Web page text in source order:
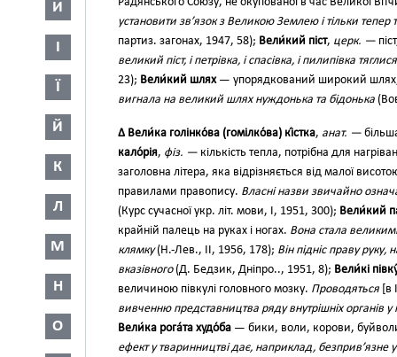
И
І
Ї
Й
К
Л
М
Н
О
установити зв’язок з Великою Землею і тільки
партиз. загонах, 1947, 58); Вели́кий піст, церк. —
великий піст, і петрівка, і спасівка, і пилипівка
23); Вели́кий шлях— упорядкований широкий шлях,
вигнала на великий шлях нуждонька та бідонька
∆ Вели́ка голінко́ва (гомілко́ва) кі́стка, анат. —
кало́рія, фіз. — кількість тепла, потрібна для
заголовна літера, яка відрізняється від малої
правилами правопису. Власні назви звичайно
(Курс сучасної укр. літ. мови, І, 1951, 300); Вели́кий
крайній палець на руках і ногах. Вона стала
клямку(Н.-Лев., II, 1956, 178); Він підніс праву
вказівного(Д. Бедзик, Дніпро.., 1951, 8); Вели́кі
величиною півкулі головного мозку. Проводяться [в
вивченню представництва ряду внутрішніх органів у
Вели́ка рога́та худо́ба — бики, воли, корови,
ефект у тваринництві дає, наприклад, безприв’язне